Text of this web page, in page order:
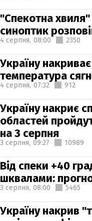
"Спекотна
синоптик
4 серпня, 08:00 2350
Україну
температура
4 серпня, 07:32 912
Україну накриє
областей
на 3 серпня
3 серпня, 09:27 10989
Від спеки +40
шквалами:
3 серпня, 08:00 5465
Україну накрив